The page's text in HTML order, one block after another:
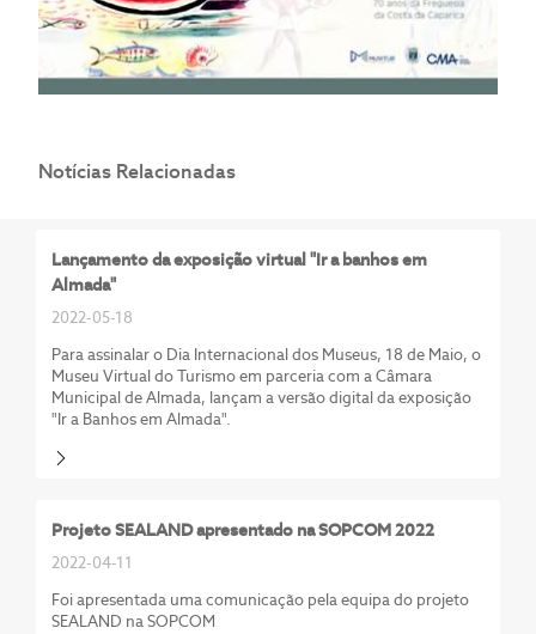
Notícias Relacionadas
Lançamento da exposição virtual "Ir a banhos em
Almada"
2022-05-18
Para assinalar o Dia Internacional dos Museus, 18 de Maio, o
Museu Virtual do Turismo em parceria com a Câmara
Municipal de Almada, lançam a versão digital da exposição
"Ir a Banhos em Almada".
Projeto SEALAND apresentado na SOPCOM 2022
2022-04-11
Foi apresentada uma comunicação pela equipa do projeto
SEALAND na SOPCOM